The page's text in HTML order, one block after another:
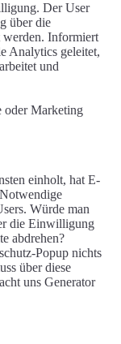
Der User
über die
werden. Informiert
Analytics geleitet,
und
oder Marketing
einholt, hat E-
Würde man
die Einwilligung
abdrehen?
Popup nichts
über diese
uns Generator